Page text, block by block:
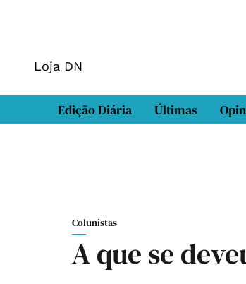
Loja DN
Edição Diária Últimas
Colunistas
A que se